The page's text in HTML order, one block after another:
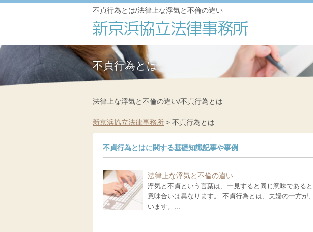
不貞行為とは/法律上な浮気と不倫の違い
不貞行為とは
法律上な浮気と不倫の違い/不貞行為とは
新京浜協立法律事務所 > 不貞行為とは
不貞行為とはに関する基礎知識記事や事例
法律上な浮気と不倫の違い
浮気と不貞という言葉は、一見すると同じ意味である
意味合いは異なります。 不貞行為とは、夫婦の一方が
います。...